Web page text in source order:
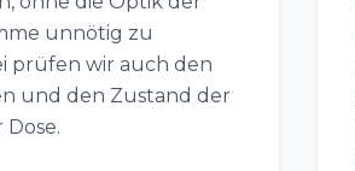
unnötig zu
prüfen wir auch den
und den Zustand der